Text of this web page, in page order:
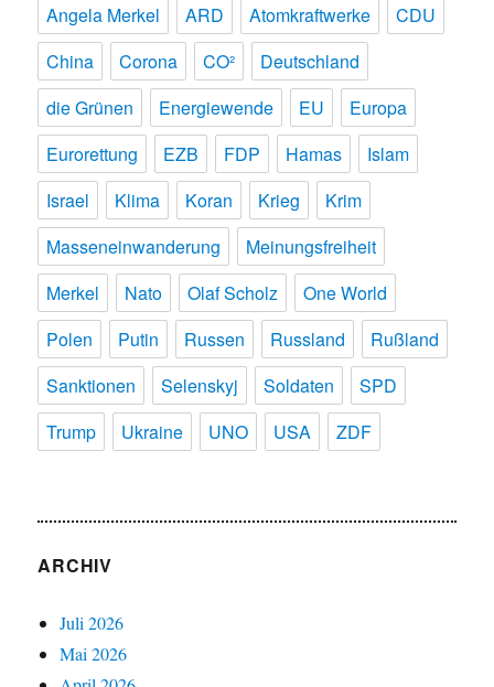
Angela Merkel
ARD Atomkraftwerke
CDU
China
Corona CO²
Deutschland
die Grünen
Energiewende EU
Europa
Eurorettung
EZB FDP Hamas
Islam
Israel
Klima Koran Krieg
Krim
Masseneinwanderung
Meinungsfreiheit
Merkel
Nato Olaf Scholz
One World
Polen
Putin Russen Russland
Rußland
Sanktionen
Selenskyj Soldaten
SPD
Trump
Ukraine UNO USA ZDF
ARCHIV
Juli 2026
Mai 2026